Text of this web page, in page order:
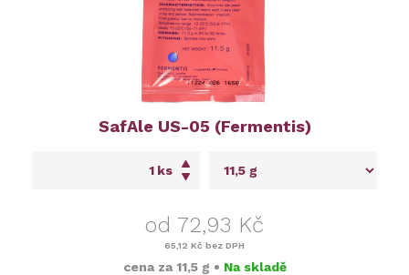
SafAle US-05 (Fermentis)
ks
od 72,93 Kč
65,12 Kč bez DPH
cena za 11,5 g • Na skladě